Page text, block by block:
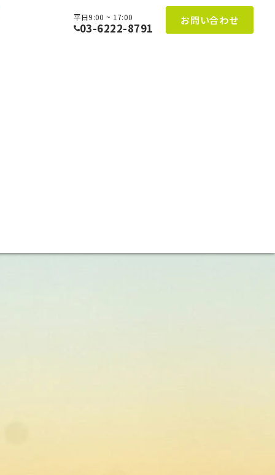
お問い合わせ
平日9:00 ~ 17:00
03-6222-8791